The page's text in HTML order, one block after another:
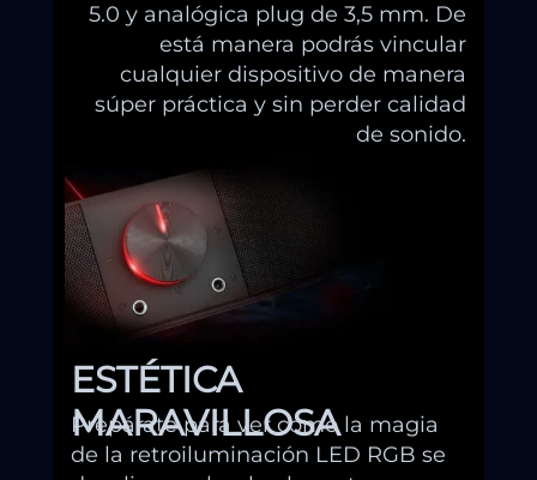
5.0 y analógica plug de 3,5 mm. De
está manera podrás vincular
cualquier dispositivo de manera
súper práctica y sin perder calidad
de sonido.
ESTÉTICA
MARAVILLOSA
Prepárate para ver cómo la magia
de la retroiluminación LED RGB se